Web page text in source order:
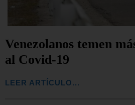
Venezolanos temen
al Covid-19
LEER ARTÍCULO...